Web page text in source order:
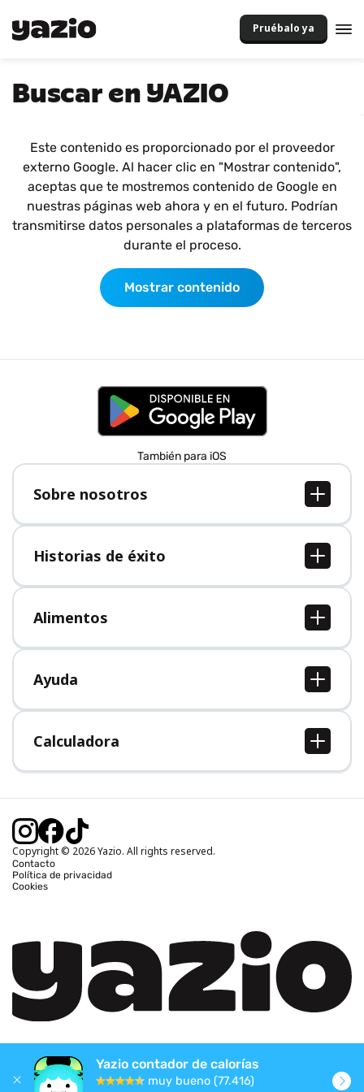
Pruébalo ya
Buscar en YAZIO
Este contenido es proporcionado por el proveedor
externo Google. Al hacer clic en "Mostrar contenido",
aceptas que te mostremos contenido de Google en
nuestras páginas web ahora y en el futuro. Podrían
transmitirse datos personales a plataformas de terceros
durante el proceso.
Mostrar contenido
También para iOS
Sobre nosotros
Sobre nosotros
Empleo
Prensa
Historias de éxito
Todas las historias de éxito
Alimentos
Todos los alimentos
Ayuda
Centro de ayuda
Calculadora
Calcular IMC
Calcular peso ideal
Calcular calorías quemadas
Copyright © 2026 Yazio. All rights reserved.
Contacto
Política de privacidad
Cookies
Yazio contador de calorías
muy bueno (77.416)